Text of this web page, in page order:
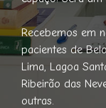
Recebemos em
pacientes de
Lima, Lagoa
Ribeirão das
outras.